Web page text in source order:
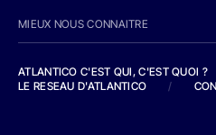
MIEUX NOUS CONNAITRE
ATLANTICO C'EST QUI, C'EST QUOI ?
LE RESEAU D'ATLANTICO
/